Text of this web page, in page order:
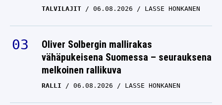
TALVILAJIT 06.08.2026 LASSE HONKANEN
Oliver Solbergin mallirakas
vähäpukeisena Suomessa – seurauksena
melkoinen rallikuva
RALLI 06.08.2026 LASSE HONKANEN